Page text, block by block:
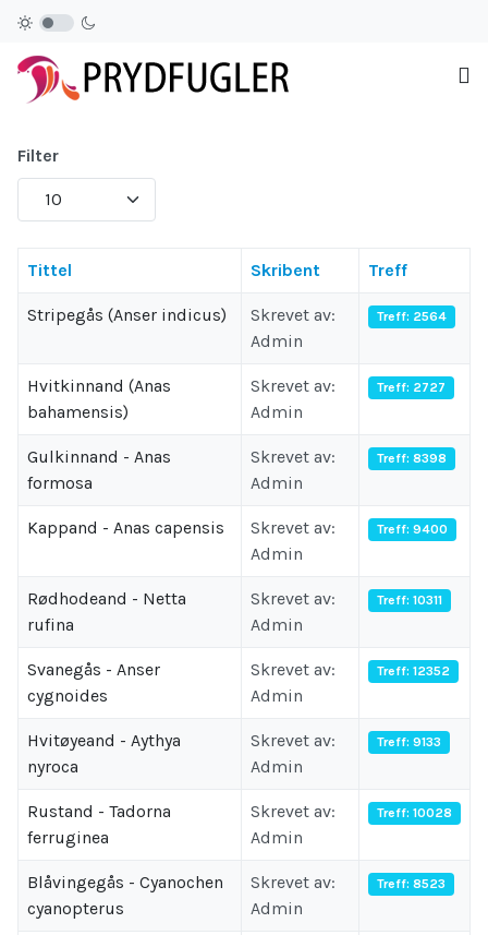
Filter
Antall som skal vises:
Tittel Skribent Treff
Stripegås (Anser indicus)
Skrevet av:
Admin
Treff: 2564
Hvitkinnand (Anas
bahamensis)
Skrevet av:
Admin
Treff: 2727
Gulkinnand - Anas
formosa
Skrevet av:
Admin
Treff: 8398
Kappand - Anas capensis
Skrevet av:
Admin
Treff: 9400
Rødhodeand - Netta
rufina
Skrevet av:
Admin
Treff: 10311
Svanegås - Anser
cygnoides
Skrevet av:
Admin
Treff: 12352
Hvitøyeand - Aythya
nyroca
Skrevet av:
Admin
Treff: 9133
Rustand - Tadorna
ferruginea
Skrevet av:
Admin
Treff: 10028
Blåvingegås - Cyanochen
cyanopterus
Skrevet av:
Admin
Treff: 8523